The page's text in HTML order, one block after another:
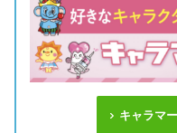
キャラマ